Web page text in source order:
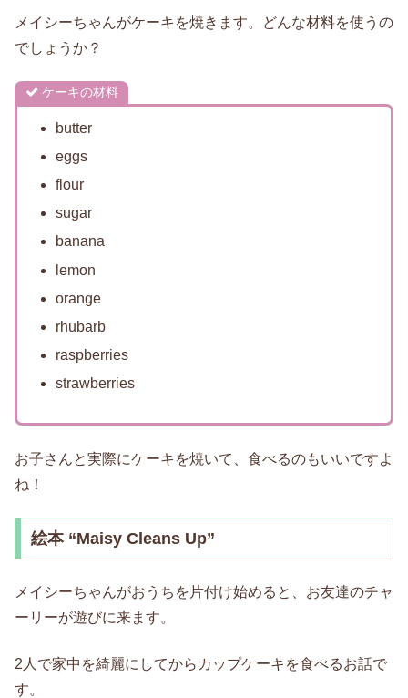
メイシーちゃんがケーキを焼きます。どんな材料を使うの
でしょうか？
ケーキの材料
butter
eggs
flour
sugar
banana
lemon
orange
rhubarb
raspberries
strawberries
お子さんと実際にケーキを焼いて、食べるのもいいですよ
ね！
絵本 “Maisy Cleans Up”
メイシーちゃんがおうちを片付け始めると、お友達のチャ
ーリーが遊びに来ます。
2人で家中を綺麗にしてからカップケーキを食べるお話で
す。